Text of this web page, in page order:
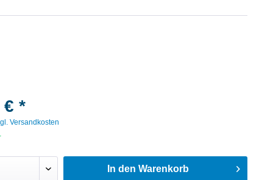
€ *
Versandkosten
In den Warenkorb